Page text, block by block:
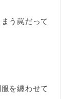
う罠だって
を纏わせて